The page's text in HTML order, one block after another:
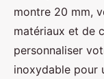
montre 20 mm,
matériaux et de
personnaliser
inoxydable pour